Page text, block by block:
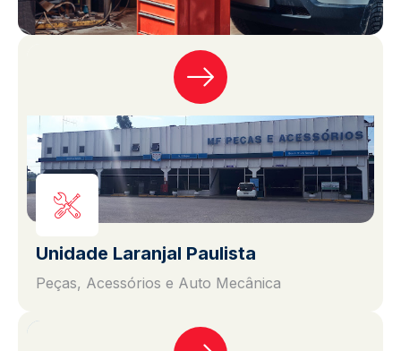
Unidade Laranjal Paulista
Peças, Acessórios e Auto Mecânica